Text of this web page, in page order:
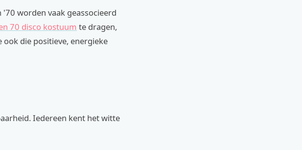
worden vaak geassocieerd
70 disco kostuum te dragen,
die positieve, energieke
Iedereen kent het witte